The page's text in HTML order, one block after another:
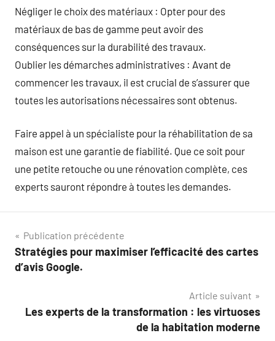
Négliger le choix des matériaux : Opter pour des
matériaux de bas de gamme peut avoir des
conséquences sur la durabilité des travaux.
Oublier les démarches administratives : Avant de
commencer les travaux, il est crucial de s’assurer que
toutes les autorisations nécessaires sont obtenus.
Faire appel à un spécialiste pour la réhabilitation de sa
maison est une garantie de fiabilité. Que ce soit pour
une petite retouche ou une rénovation complète, ces
experts sauront répondre à toutes les demandes.
Navigation
de
Publication précédente
Stratégies pour maximiser l’efficacité des cartes
d’avis Google.
Article suivant
Les experts de la transformation : les virtuoses
de la habitation moderne